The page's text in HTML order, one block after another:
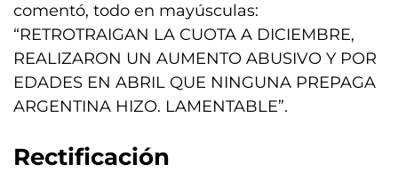
comentó, todo en mayúsculas:
“RETROTRAIGAN LA CUOTA A DICIEMBRE,
REALIZARON UN AUMENTO ABUSIVO Y POR
EDADES EN ABRIL QUE NINGUNA PREPAGA
ARGENTINA HIZO. LAMENTABLE”.
Rectificación